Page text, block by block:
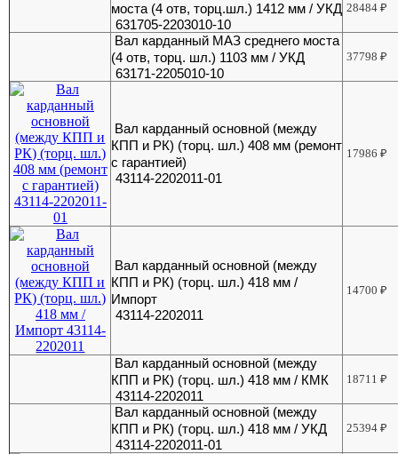
моста (4 отв, торц.шл.) 1412 мм / УКД
631705-2203010-10
28484₽
Вал карданный МАЗ среднего моста
(4 отв, торц. шл.) 1103 мм / УКД
63171-2205010-10
37798₽
Вал карданный основной (между
КПП и РК) (торц. шл.) 408 мм (ремонт
с гарантией)
43114-2202011-01
17986₽
Вал карданный основной (между
КПП и РК) (торц. шл.) 418 мм /
Импорт
43114-2202011
14700₽
Вал карданный основной (между
КПП и РК) (торц. шл.) 418 мм / КМК
43114-2202011
18711₽
Вал карданный основной (между
КПП и РК) (торц. шл.) 418 мм / УКД
43114-2202011-01
25394₽